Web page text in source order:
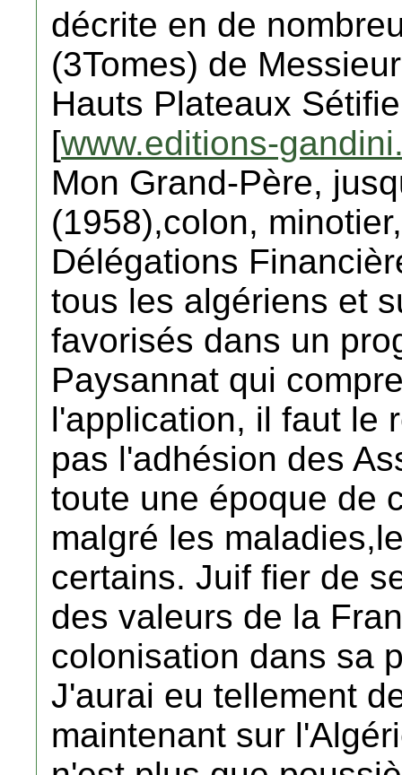
décrite en de
(3Tomes) de
Hauts Plateaux
[www.editions-
Mon Grand-Père,
(1958),colon,
Délégations
tous les algériens et
favorisés dans un
Paysannat qui
l'application, il faut le
pas l'adhésion des
toute une époque de
malgré les
certains. Juif fier de
des valeurs de la
colonisation dans sa
J'aurai eu tellement
maintenant sur